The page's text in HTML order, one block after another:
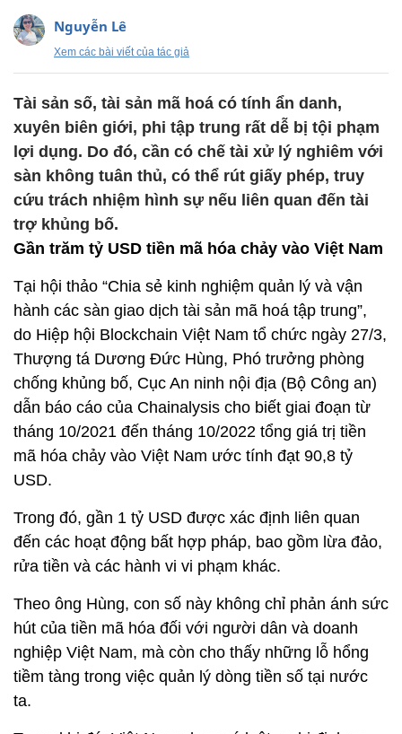
Nguyễn Lê
Xem các bài viết của tác giả
Tài sản số, tài sản mã hoá có tính ẩn danh,
xuyên biên giới, phi tập trung rất dễ bị tội phạm
lợi dụng. Do đó, cần có chế tài xử lý nghiêm với
sàn không tuân thủ, có thể rút giấy phép, truy
cứu trách nhiệm hình sự nếu liên quan đến tài
trợ khủng bố.
Gần trăm tỷ USD tiền mã hóa chảy vào Việt Nam
Tại hội thảo “Chia sẻ kinh nghiệm quản lý và vận
hành các sàn giao dịch tài sản mã hoá tập trung”,
do Hiệp hội Blockchain Việt Nam tổ chức ngày 27/3,
Thượng tá Dương Đức Hùng, Phó trưởng phòng
chống khủng bố, Cục An ninh nội địa (Bộ Công an)
dẫn báo cáo của Chainalysis cho biết giai đoạn từ
tháng 10/2021 đến tháng 10/2022 tổng giá trị tiền
mã hóa chảy vào Việt Nam ước tính đạt 90,8 tỷ
USD.
Trong đó, gần 1 tỷ USD được xác định liên quan
đến các hoạt động bất hợp pháp, bao gồm lừa đảo,
rửa tiền và các hành vi vi phạm khác.
Theo ông Hùng, con số này không chỉ phản ánh sức
hút của tiền mã hóa đối với người dân và doanh
nghiệp Việt Nam, mà còn cho thấy những lỗ hổng
tiềm tàng trong việc quản lý dòng tiền số tại nước
ta.